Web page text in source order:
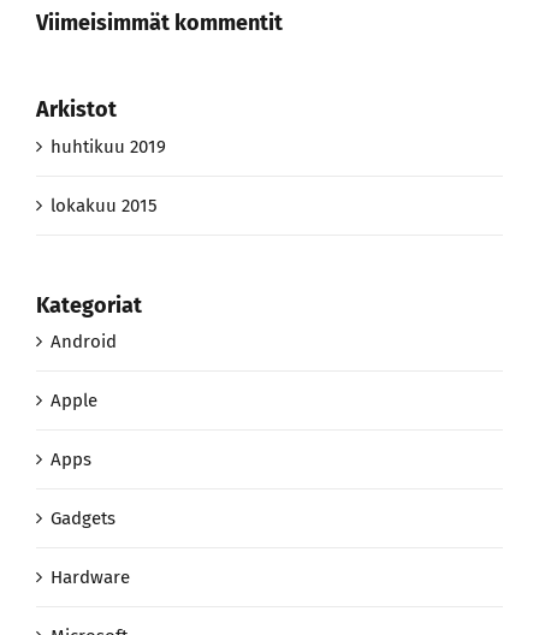
Viimeisimmät kommentit
Arkistot
huhtikuu 2019
lokakuu 2015
Kategoriat
Android
Apple
Apps
Gadgets
Hardware